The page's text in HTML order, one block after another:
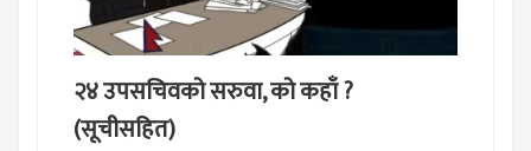
२४ उपसचिवको सरुवा, को कहाँ ?
(सूचीसहित)